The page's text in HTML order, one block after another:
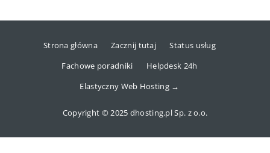
Strona główna Zacznij tutaj
Status usług
Fachowe poradniki
Helpdesk 24h
Elastyczny Web Hosting →
Copyright © 2025 dhosting.pl Sp. z o.o.